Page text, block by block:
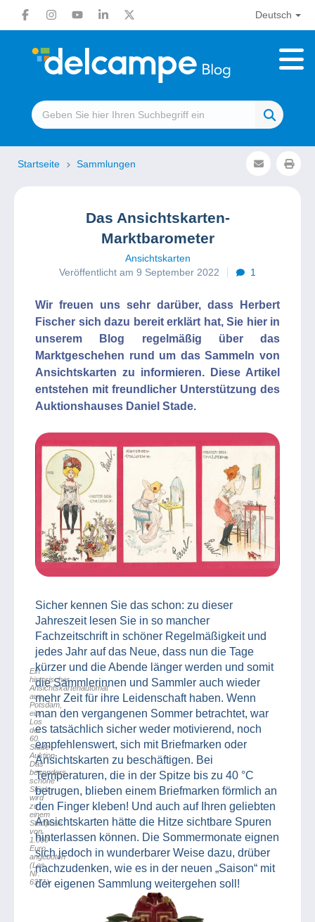
Deutsch
Startseite Sammlungen
Das Ansichtskarten-
Marktbarometer
Ansichtskarten
Veröffentlicht am 9 September 2022
1
Wir freuen uns sehr darüber, dass Herbert
Fischer sich dazu bereit erklärt hat, Sie hier in
unserem Blog regelmäßig über das
Marktgeschehen rund um das Sammeln von
Ansichtskarten zu informieren. Diese Artikel
entstehen mit freundlicher Unterstützung des
Auktionshauses Daniel Stade.
Sicher kennen Sie das schon: zu dieser
Jahreszeit lesen Sie in so mancher
Fachzeitschrift in schöner Regelmäßigkeit und
jedes Jahr auf das Neue, dass nun die Tage
kürzer und die Abende länger werden und somit
die Sammlerinnen und Sammler auch wieder
mehr Zeit für ihre Leidenschaft haben. Wenn
man den vergangenen Sommer betrachtet, war
es tatsächlich sicher weder motivierend, noch
empfehlenswert, sich mit Briefmarken oder
Ansichtskarten zu beschäftigen. Bei
Temperaturen, die in der Spitze bis zu 40 °C
betrugen, blieben einem Briefmarken förmlich an
den Finger kleben! Und auch auf Ihren geliebten
Ansichtskarten hätte die Hitze sichtbare Spuren
hinterlassen können. Die Sommermonate eignen
sich jedoch in wunderbarer Weise dazu, drüber
nachzudenken, wie es in der neuen „Saison“ mit
der eigenen Sammlung weitergehen soll!
Ein
historischer
Ansichtskartenautomat
aus
Potsdam,
ein
Los
der
60.
Stade
Auktion.
Das
besonders
schöne
Stück
wird
zu
einem
Startpreis
von
1.000
Euro
angeboten
(Los
Nr.
6371)